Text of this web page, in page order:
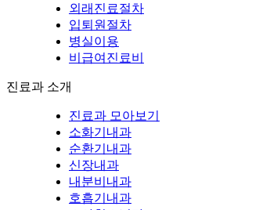
외래진료절차
입퇴원절차
병실이용
비급여진료비
진료과 소개
진료과 모아보기
소화기내과
순환기내과
신장내과
내분비내과
호흡기내과